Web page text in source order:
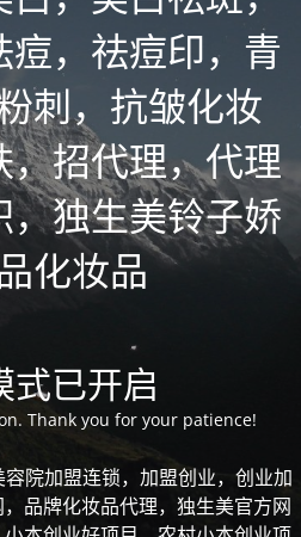
，祛痘印，青
刺，抗皱化妆
招代理，代理
独生美铃子娇
化妆品
式已开启
Thank you for your patience!
院加盟连锁，加盟创业，创业加
品牌化妆品代理，独生美官方网